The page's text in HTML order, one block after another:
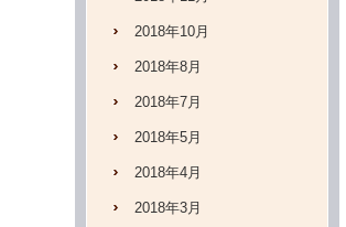
2018年10月
2018年8月
2018年7月
2018年5月
2018年4月
2018年3月